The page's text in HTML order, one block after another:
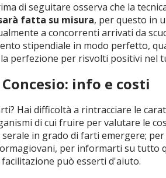
di seguitare osserva che la
fatta su misura, per questo in
a concorrenti arrivati da
stipendiale in modo perfetto,
perfezione per risvolti positivi nel
info e costi
Hai difficoltà a rintracciare le
di cui fruire per valutare le
in grado di farti emergere;
per informarti su tutto
può esserti d'aiuto.